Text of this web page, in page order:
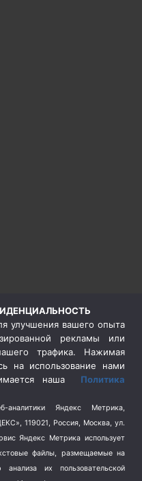
улучшения вашего опыта
рекламы или
трафика. Нажимая
на использование нами
наша Политика
аналитики Яндекс Метрика,
119021, Россия, Москва, ул.
Яндекс Метрика использует
файлы, размещаемые на
их пользовательской